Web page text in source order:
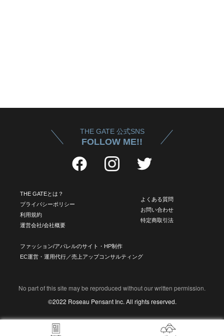
THE GATE 公式SNS
FOLLOW ME!!
THE GATEとは？
プライバシーポリシー
利用規約
運営会社/会社概要
よくある質問
お問い合わせ
特定商取引法
ファッション/アパレルのサイト・HP制作
EC運営・運用代行／売上アップコンサルティング
No part of this site may be reproduced without our written permission.
©2022 Roseau Pensant Inc. All rights reserved.